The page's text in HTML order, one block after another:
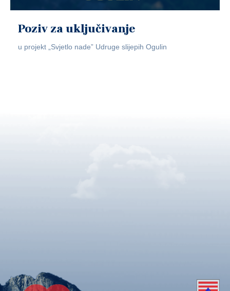
Poziv za uključivanje
u projekt „Svjetlo nade” Udruge slijepih Ogulin